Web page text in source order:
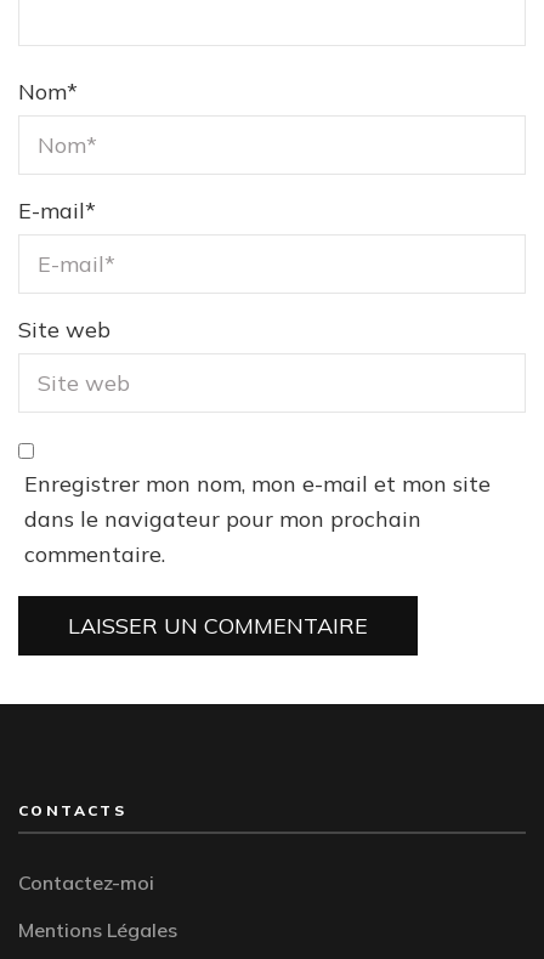
Nom*
E-mail*
Site web
Enregistrer mon nom, mon e-mail et mon site
dans le navigateur pour mon prochain
commentaire.
CONTACTS
Contactez-moi
Mentions Légales